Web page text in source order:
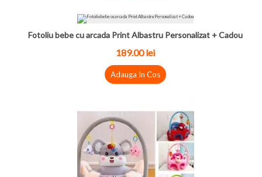
Fotoliu bebe cu arcada Print Albastru Personalizat + Cadou
189.00lei
Adauga In Cos